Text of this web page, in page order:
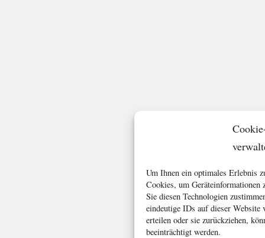
Um Ihnen ein optimales Erlebnis
Cookies, um Geräteinformationen
Sie diesen Technologien
eindeutige IDs auf dieser
erteilen oder sie zurückziehen,
beeinträchtigt werden.